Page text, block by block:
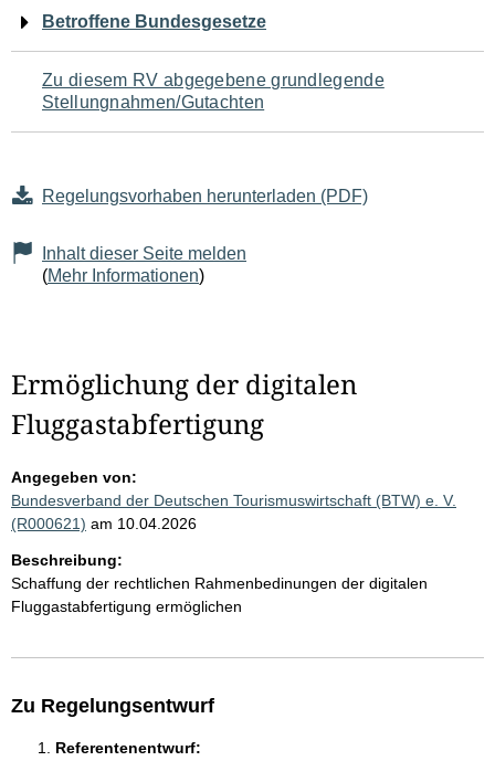
Betroffene Bundesgesetze
Zu diesem RV abgegebene grundlegende
Stellungnahmen/Gutachten
Regelungsvorhaben herunterladen (PDF)
Inhalt dieser Seite melden
(Mehr Informationen)
Ermöglichung der digitalen
Fluggastabfertigung
Angegeben von:
Bundesverband der Deutschen Tourismuswirtschaft (BTW) e. V.
(R000621) am 10.04.2026
Beschreibung:
Schaffung der rechtlichen Rahmenbedinungen der digitalen
Fluggastabfertigung ermöglichen
Zu Regelungsentwurf
Referentenentwurf: